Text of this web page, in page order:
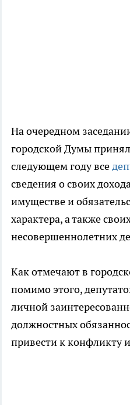
На очередном
городской Думы
следующем году все
сведения о своих
имуществе и
характера, а также
несовершеннолетних
Как отмечают в
помимо этого,
личной
должностных
привести к конфликту